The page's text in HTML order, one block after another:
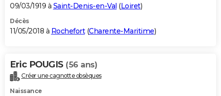
09/03/1919 à Saint-Denis-en-Val (Loiret)
Décès
11/05/2018 à Rochefort(Charente-Maritime)
Eric POUGIS (56 ans)
Créer une cagnotte obsèques
Naissance